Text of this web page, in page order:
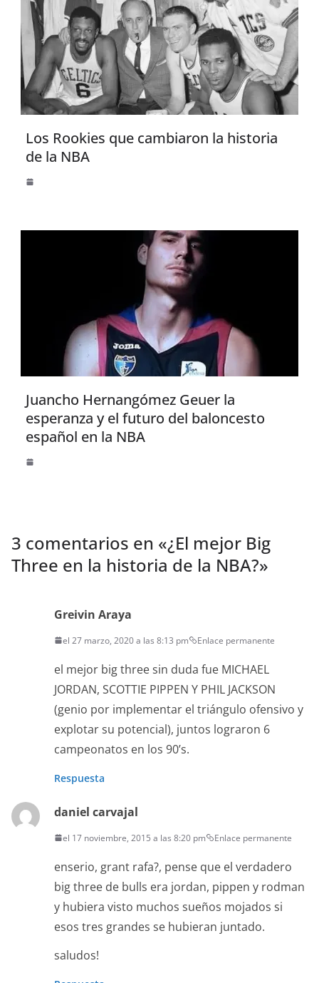
Los Rookies que cambiaron la historia
de la NBA
Juancho Hernangómez Geuer la
esperanza y el futuro del baloncesto
español en la NBA
3 comentarios en «¿El mejor Big
Three en la historia de la NBA?»
Greivin Araya
el 27 marzo, 2020 a las 8:13 pm Enlace permanente
el mejor big three sin duda fue MICHAEL
JORDAN, SCOTTIE PIPPEN Y PHIL JACKSON
(genio por implementar el triángulo ofensivo y
explotar su potencial), juntos lograron 6
campeonatos en los 90’s.
Respuesta
daniel carvajal
el 17 noviembre, 2015 a las 8:20 pm Enlace permanente
enserio, grant rafa?, pense que el verdadero
big three de bulls era jordan, pippen y rodman
y hubiera visto muchos sueños mojados si
esos tres grandes se hubieran juntado.
saludos!